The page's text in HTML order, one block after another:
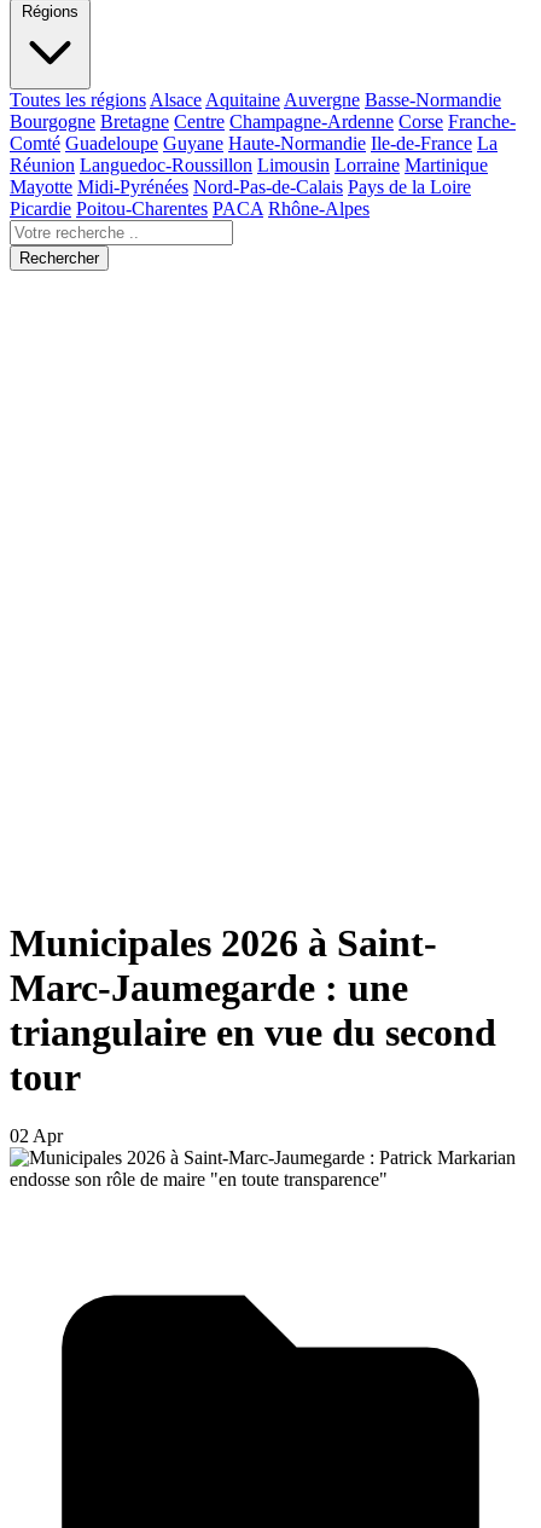
Régions
Toutes les régions Alsace Aquitaine Auvergne Basse-Normandie
Bourgogne Bretagne Centre Champagne-Ardenne Corse Franche-
Comté Guadeloupe Guyane Haute-Normandie Ile-de-France La
Réunion Languedoc-Roussillon Limousin Lorraine Martinique
Mayotte Midi-Pyrénées Nord-Pas-de-Calais Pays de la Loire
Picardie Poitou-Charentes PACA Rhône-Alpes
Rechercher
Municipales 2026 à Saint-
Marc-Jaumegarde : une
triangulaire en vue du second
tour
02 Apr